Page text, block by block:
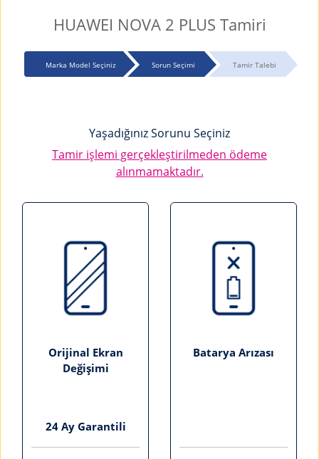
HUAWEI NOVA 2 PLUS Tamiri
Marka Model Seçiniz Sorun Seçimi Tamir Talebi
Yaşadığınız Sorunu Seçiniz
Tamir işlemi gerçekleştirilmeden ödeme
alınmamaktadır.
Orijinal Ekran
Değişimi
24 Ay Garantili
Batarya Arızası